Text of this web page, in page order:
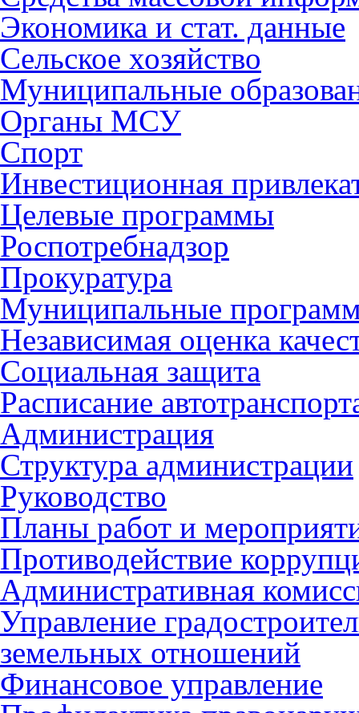
Экономика и стат. данные
Сельское хозяйство
Муниципальные
Органы МСУ
Спорт
Инвестиционная
Целевые программы
Роспотребнадзор
Прокуратура
Муниципальные
Независимая оценка
Социальная защита
Расписание
Администрация
Структура администрации
Руководство
Планы работ и
Противодействие
Административная
Управление
земельных отношений
Финансовое управление